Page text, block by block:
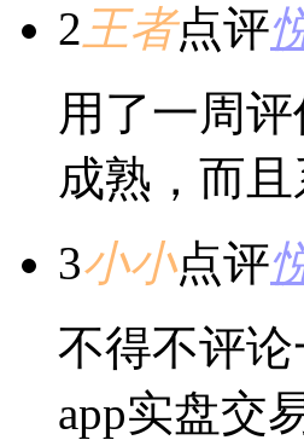
2 王者点评
用了一周
成熟，而
3小小点评
不得不评
app实盘交